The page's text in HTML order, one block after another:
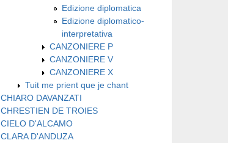
Edizione diplomatica
Edizione diplomatico-
interpretativa
CANZONIERE P
CANZONIERE V
CANZONIERE X
Tuit me prient que je chant
CHIARO DAVANZATI
CHRESTIEN DE TROIES
CIELO D'ALCAMO
CLARA D'ANDUZA